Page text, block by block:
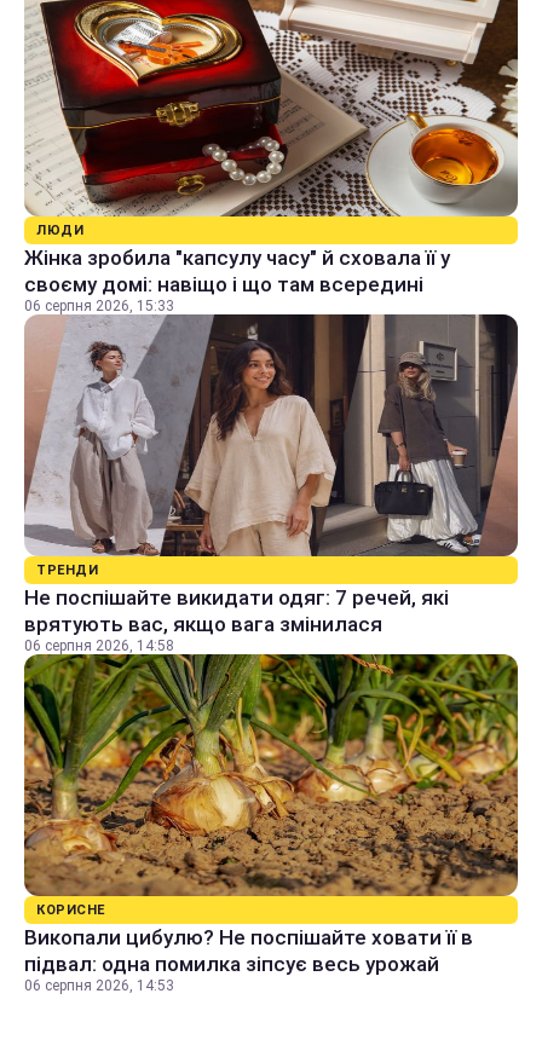
ЛЮДИ
Жінка зробила "капсулу часу" й сховала її у
своєму домі: навіщо і що там всередині
06 серпня 2026, 15:33
ТРЕНДИ
Не поспішайте викидати одяг: 7 речей, які
врятують вас, якщо вага змінилася
06 серпня 2026, 14:58
КОРИСНЕ
Викопали цибулю? Не поспішайте ховати її в
підвал: одна помилка зіпсує весь урожай
06 серпня 2026, 14:53